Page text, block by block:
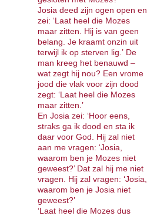
Josia deed zijn ogen open en
zei: ‘Laat heel die Mozes
maar zitten. Hij is van geen
belang. Je kraamt onzin uit
terwijl ik op sterven lig.’ De
man kreeg het benauwd –
wat zegt hij nou? Een vrome
jood die vlak voor zijn dood
zegt: ‘Laat heel die Mozes
maar zitten.’
En Josia zei: ‘Hoor eens,
straks ga ik dood en sta ik
daar voor God. Hij zal niet
aan me vragen: ‘Josia,
waarom ben je Mozes niet
geweest?’ Dat zal hij me niet
vragen. Hij zal vragen: ‘Josia,
waarom ben je Josia niet
geweest?’
‘Laat heel die Mozes dus